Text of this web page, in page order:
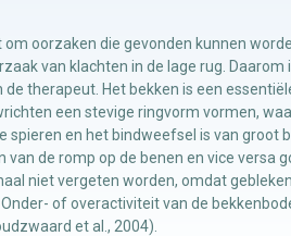
oorzaken die gevonden kunnen
van klachten in de lage rug. Daarom
therapeut. Het bekken is een
een stevige ringvorm vormen,
en het bindweefsel is van groot
de romp op de benen en vice versa
niet vergeten worden, omdat
of overactiviteit van de
et al., 2004).